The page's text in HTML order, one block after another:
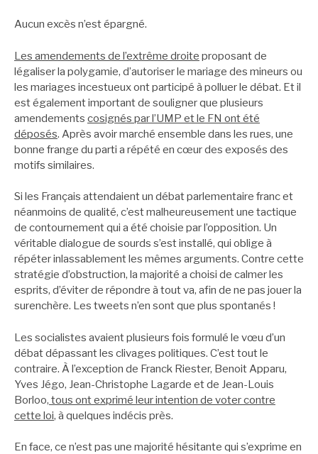
Aucun excès n’est épargné.
Les amendements de l’extrême droite proposant de
légaliser la polygamie, d’autoriser le mariage des mineurs ou
les mariages incestueux ont participé à polluer le débat. Et il
est également important de souligner que plusieurs
amendements cosignés par l’UMP et le FN ont été
déposés. Après avoir marché ensemble dans les rues, une
bonne frange du parti a répété en cœur des exposés des
motifs similaires.
Si les Français attendaient un débat parlementaire franc et
néanmoins de qualité, c’est malheureusement une tactique
de contournement qui a été choisie par l’opposition. Un
véritable dialogue de sourds s’est installé, qui oblige à
répéter inlassablement les mêmes arguments. Contre cette
stratégie d’obstruction, la majorité a choisi de calmer les
esprits, d’éviter de répondre à tout va, afin de ne pas jouer la
surenchère. Les tweets n’en sont que plus spontanés !
Les socialistes avaient plusieurs fois formulé le vœu d’un
débat dépassant les clivages politiques. C’est tout le
contraire. À l’exception de Franck Riester, Benoit Apparu,
Yves Jégo, Jean-Christophe Lagarde et de Jean-Louis
Borloo, tous ont exprimé leur intention de voter contre
cette loi, à quelques indécis près.
En face, ce n’est pas une majorité hésitante qui s’exprime en